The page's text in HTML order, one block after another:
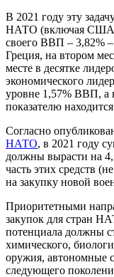
В 2021 году эту
НАТО (включая США)
своего ВВП – 3,82% –
Греция, на втором
месте в десятке
экономического
уровне 1,57% ВВП, а
показателю
Согласно
НАТО, в 2021 году
должны вырасти на
часть этих средств
на закупку новой
Приоритетными
закупок для стран
потенциала должны
химического,
оружия, автономные
следующего